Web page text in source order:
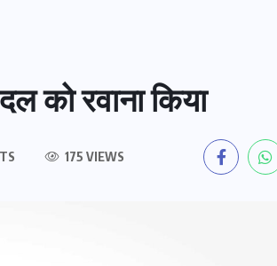
को रवाना किया
175 VIEWS